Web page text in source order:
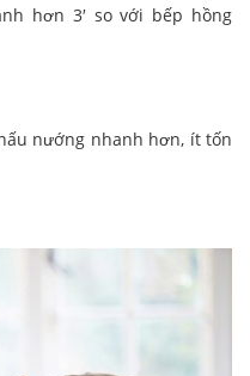
hơn 3′ so với bếp hồng
nướng nhanh hơn, ít tốn